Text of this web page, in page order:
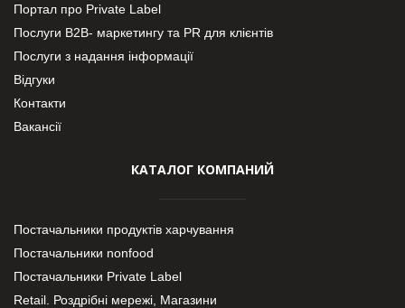
Портал про Private Label
Послуги В2В- маркетингу та PR для клієнтів
Послуги з надання інформації
Відгуки
Контакти
Вакансії
КАТАЛОГ КОМПАНИЙ
Постачальники продуктів харчування
Постачальники nonfood
Постачальники Private Label
Retail. Роздрібні мережі, Магазини